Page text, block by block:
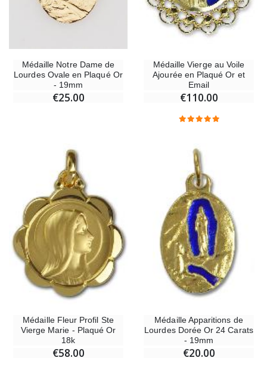
Médaille Notre Dame de
Lourdes Ovale en Plaqué Or
- 19mm
€25.00
Médaille Vierge au Voile
Ajourée en Plaqué Or et
Email
€110.00
Médaille Fleur Profil Ste
Vierge Marie - Plaqué Or
18k
€58.00
Médaille Apparitions de
Lourdes Dorée Or 24 Carats
- 19mm
€20.00